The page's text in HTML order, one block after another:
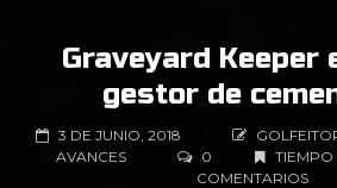
Graveyard Keeper
gestor de
3 DE JUNIO, 2018
AVANCES
TIEMPO
0
COMENTARIOS